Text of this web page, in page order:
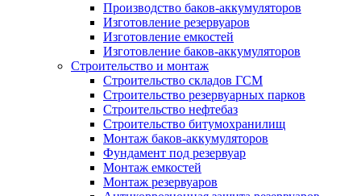
Производство баков-аккумуляторов
Изготовление резервуаров
Изготовление емкостей
Изготовление баков-аккумуляторов
Строительство и монтаж
Строительство складов ГСМ
Строительство резервуарных парков
Строительство нефтебаз
Строительство битумохранилищ
Монтаж баков-аккумуляторов
Фундамент под резервуар
Монтаж емкостей
Монтаж резервуаров